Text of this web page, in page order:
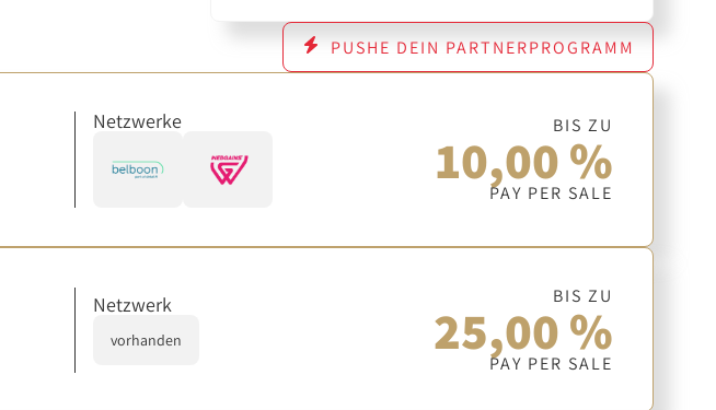
PUSHE DEIN PARTNERPROGRAMM
Netzwerke BIS ZU
10,00 %
PAY PER SALE
Netzwerk
vorhanden
BIS ZU
25,00 %
PAY PER SALE